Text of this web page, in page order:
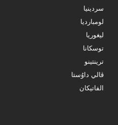
سردينيا
لومبارديا
ليغوريا
توسكانا
ترينتينو
ڤالي داوُستا
الفاتيكان